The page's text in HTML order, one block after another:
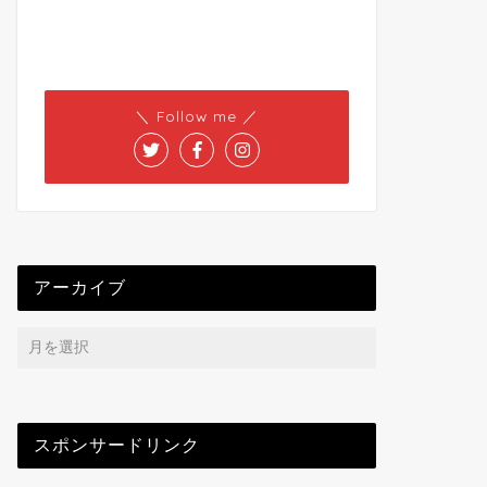
＼ Follow me ／
アーカイブ
スポンサードリンク